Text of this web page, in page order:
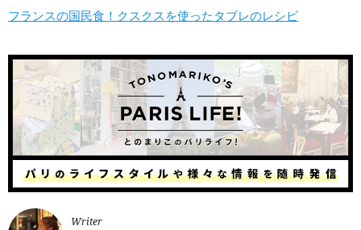
フランスの国民食！クスクスを使ったタブレのレシピ
Writer